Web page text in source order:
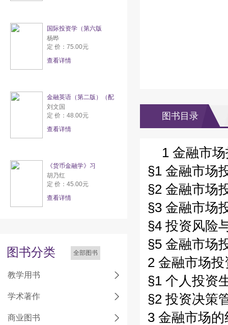
国际投资学（第六版
杨晔
定 价：75.00元
查看详情
金融英语（第二版）（配
刘文国
定 价：48.00元
查看详情
《货币金融学》习
胡乃红
定 价：45.00元
查看详情
图书分类 全部图书
教学用书
学术著作
商业图书
图书目录
1 金融市
§1 金融市场
§2 金融市场
§3 金融市场
§4 投资风险
§5 金融市场
2 金融市场
§1 个人投资
§2 投资决策
3 金融市场